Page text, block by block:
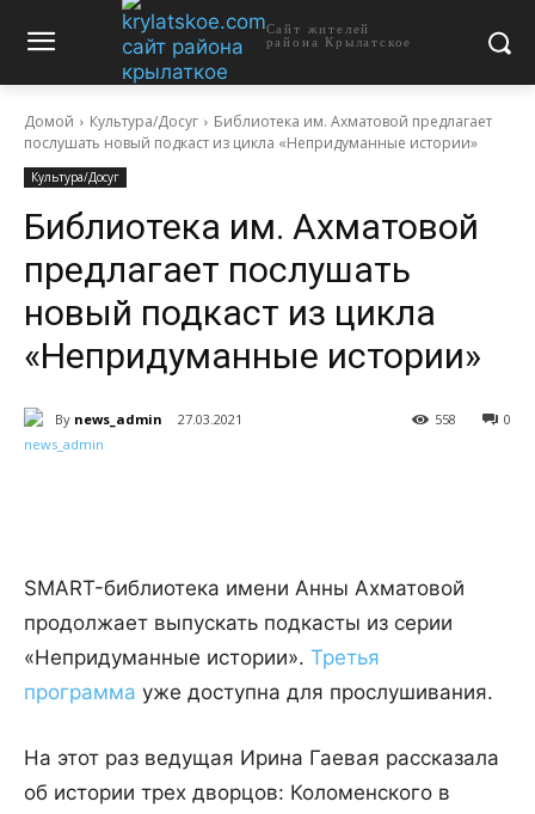
Сайт жителей
района Крылатское
Домой Культура/Досуг
Библиотека им. Ахматовой предлагает
послушать новый подкаст из цикла «Непридуманные истории»
Культура/Досуг
Библиотека им. Ахматовой
предлагает послушать
новый подкаст из цикла
«Непридуманные истории»
By news_admin 27.03.2021 0
558
SMART-библиотека имени Анны Ахматовой
продолжает выпускать подкасты из серии
«Непридуманные истории». Третья
программа уже доступна для прослушивания.
На этот раз ведущая Ирина Гаевая рассказала
об истории трех дворцов: Коломенского в